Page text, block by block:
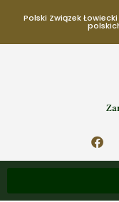
Polski Związek